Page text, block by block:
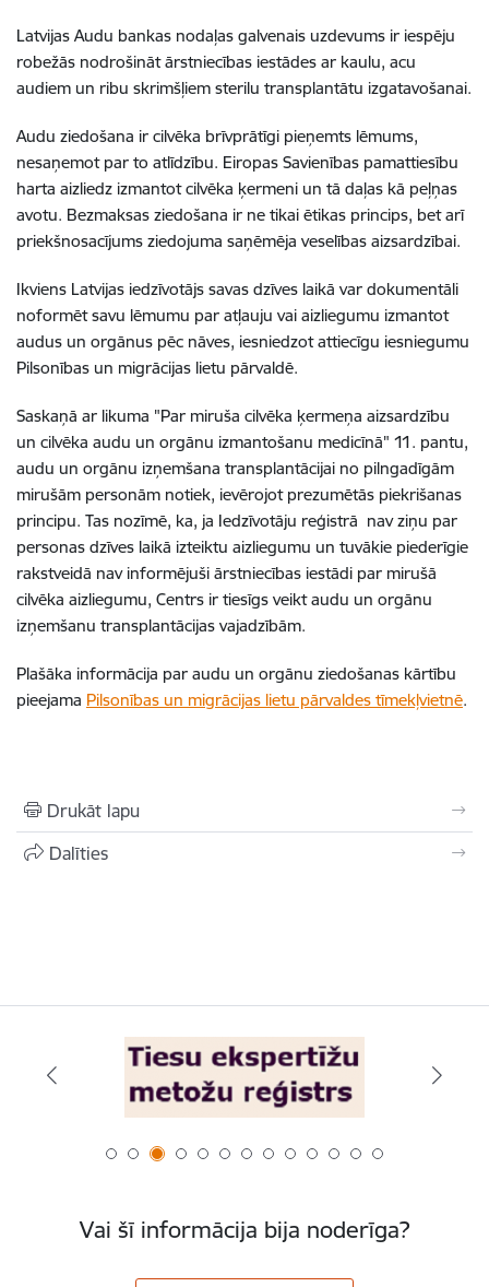
Latvijas Audu bankas nodaļas galvenais uzdevums ir iespēju
robežās nodrošināt ārstniecības iestādes ar kaulu, acu
audiem un ribu skrimšļiem sterilu transplantātu izgatavošanai.
Audu ziedošana ir cilvēka brīvprātīgi pieņemts lēmums,
nesaņemot par to atlīdzību. Eiropas Savienības pamattiesību
harta aizliedz izmantot cilvēka ķermeni un tā daļas kā peļņas
avotu. Bezmaksas ziedošana ir ne tikai ētikas princips, bet arī
priekšnosacījums ziedojuma saņēmēja veselības aizsardzībai.
Ikviens Latvijas iedzīvotājs savas dzīves laikā var dokumentāli
noformēt savu lēmumu par atļauju vai aizliegumu izmantot
audus un orgānus pēc nāves, iesniedzot attiecīgu iesniegumu
Pilsonības un migrācijas lietu pārvaldē.
Saskaņā ar likuma "Par miruša cilvēka ķermeņa aizsardzību
un cilvēka audu un orgānu izmantošanu medicīnā" 11. pantu,
audu un orgānu izņemšana transplantācijai no pilngadīgām
mirušām personām notiek, ievērojot prezumētās piekrišanas
principu. Tas nozīmē, ka, ja Iedzīvotāju reģistrā nav ziņu par
personas dzīves laikā izteiktu aizliegumu un tuvākie piederīgie
rakstveidā nav informējuši ārstniecības iestādi par mirušā
cilvēka aizliegumu, Centrs ir tiesīgs veikt audu un orgānu
izņemšanu transplantācijas vajadzībām.
Plašāka informācija par audu un orgānu ziedošanas kārtību
pieejama Pilsonības un migrācijas lietu pārvaldes tīmekļvietnē.
Drukāt lapu
Dalīties
Vai šī informācija bija noderīga?